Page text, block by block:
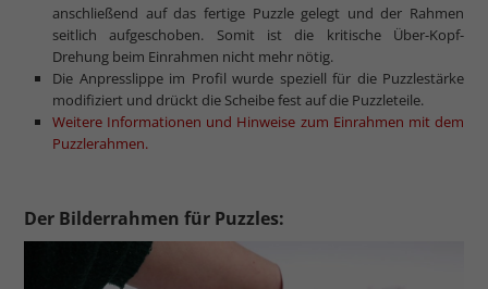
anschließend auf das fertige Puzzle gelegt und der Rahmen
seitlich aufgeschoben. Somit ist die kritische Über-Kopf-
Drehung beim Einrahmen nicht mehr nötig.
Die Anpresslippe im Profil wurde speziell für die Puzzlestärke
modifiziert und drückt die Scheibe fest auf die Puzzleteile.
Weitere Informationen und Hinweise zum Einrahmen mit dem
Puzzlerahmen.
Der Bilderrahmen für Puzzles: